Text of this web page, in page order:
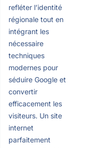
refléter l’identité
régionale tout en
intégrant les
nécessaire
techniques
modernes pour
séduire Google et
convertir
efficacement les
visiteurs. Un site
internet
parfaitement